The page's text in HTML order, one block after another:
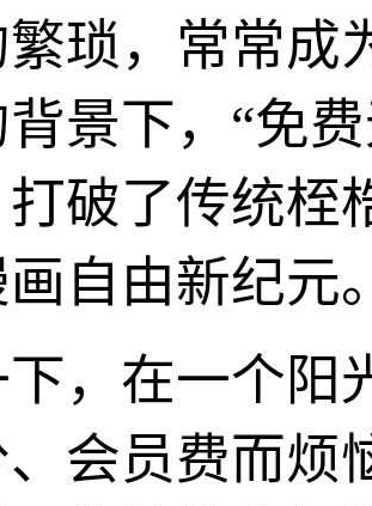
琐，常常成
景下，“免
破了传统桎
自由新纪元
，在一个阳
会员费而烦